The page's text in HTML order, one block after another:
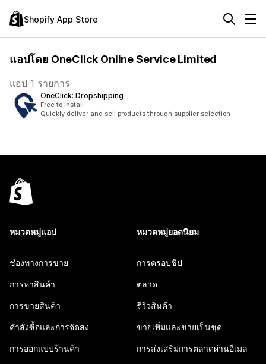
Shopify App Store
แอปโดย OneClick Online Service Limited
แอป 1 รายการ
OneClick: Dropshipping
Free to install
Quickly deliver and sell products through supplier selection
หมวดหมู่แอป
ช่องทางการขาย
การหาสินค้า
การขายสินค้า
คำสั่งซื้อและการจัดส่ง
การออกแบบร้านค้า
หมวดหมู่ยอดนิยม
การดรอปชิป
ตลาด
รีวิวสินค้า
ขายเพิ่มและขายเป็นชุด
การส่งเสริมการตลาดผ่านอีเมล